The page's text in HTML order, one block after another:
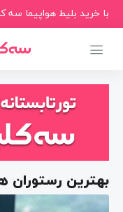
با خرید بلیط هواپیما
بهترین رستوران